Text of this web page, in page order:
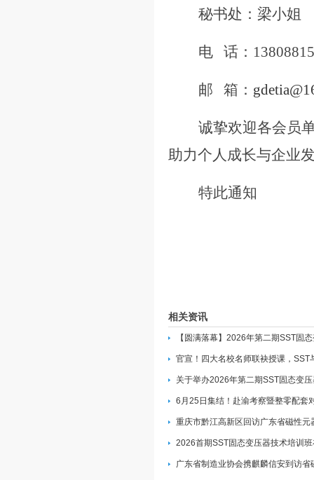
秘书处：梁小姐
电 话：
邮 箱：
诚挚欢迎各会员
助力个人成长与企业
特此通知
相关资讯
【圆满落幕】2026年第二期SST固
官宣！四大名校名师联袂授课，
关于举办2026年第二期SST固态变
6月25日集结！赴渝考察暨整零配套
重庆市黔江高新区回访广东省磁性
2026首期SST固态变压器技术培训
广东省制造业协会携麒麟信安到访省